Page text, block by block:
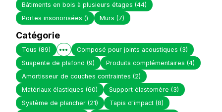
Bâtiments en bois à plusieurs étages (44)
Portes insonorisées () Murs(7)
Catégorie
Tous (89) Composé pour joints acoustiques(3)
Suspente de plafond (9) Produits complémentaires(4)
Amortisseur de couches contraintes (2)
Matériaux élastiques (60) Support élastomère(3)
Système de plancher (21) Tapis d'impact(8)